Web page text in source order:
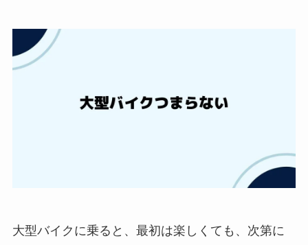
大型バイクに乗ると、最初は楽しくても、次第に